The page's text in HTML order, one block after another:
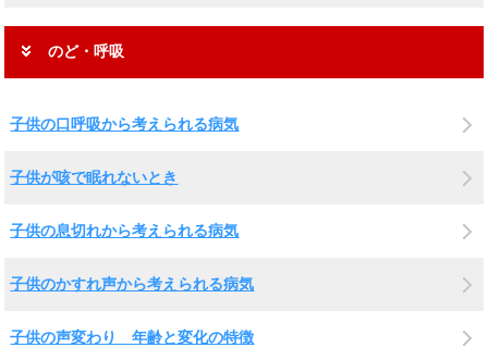
のど・呼吸
子供の口呼吸から考えられる病気
子供が咳で眠れないとき
子供の息切れから考えられる病気
子供のかすれ声から考えられる病気
子供の声変わり 年齢と変化の特徴